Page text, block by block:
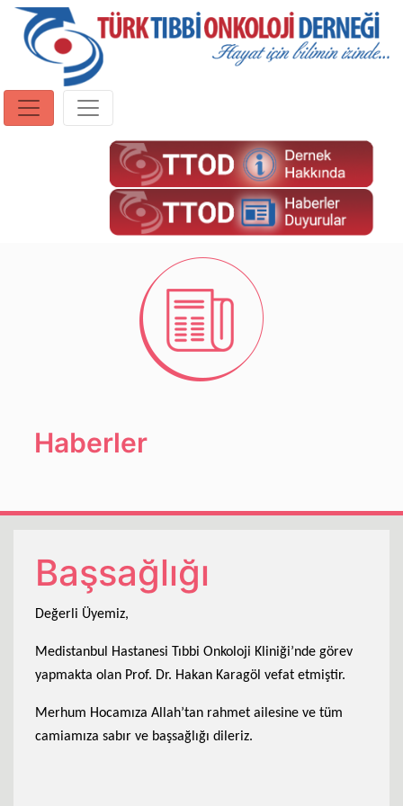
Haberler
Başsağlığı
Değerli Üyemiz,
Medistanbul Hastanesi Tıbbi Onkoloji Kliniği’nde görev
yapmakta olan Prof. Dr. Hakan Karagöl vefat etmiştir.
Merhum Hocamıza Allah’tan rahmet ailesine ve tüm
camiamıza sabır ve başsağlığı dileriz.